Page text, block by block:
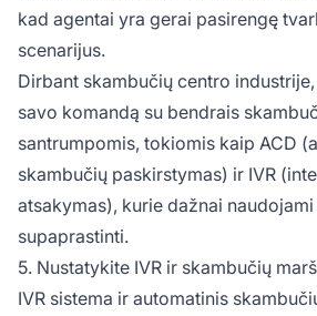
kad agentai yra gerai pasirengę
scenarijus.
Dirbant skambučių centro
savo komandą su bendrais
santrumpomis, tokiomis kaip ACD
skambučių paskirstymas) ir IVR
atsakymas), kurie dažnai
supaprastinti.
5. Nustatykite IVR ir skambučių
IVR sistema ir automatinis